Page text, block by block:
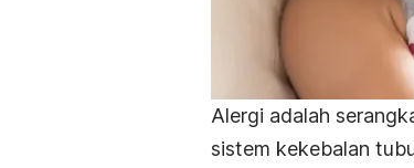
Alergi adalah
sistem kekebalan